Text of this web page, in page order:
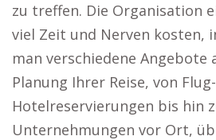
zu treffen. Die Organisation
viel Zeit und Nerven kosten,
man verschiedene Angebote
Planung Ihrer Reise, von
Hotelreservierungen bis hin
Unternehmungen vor Ort,